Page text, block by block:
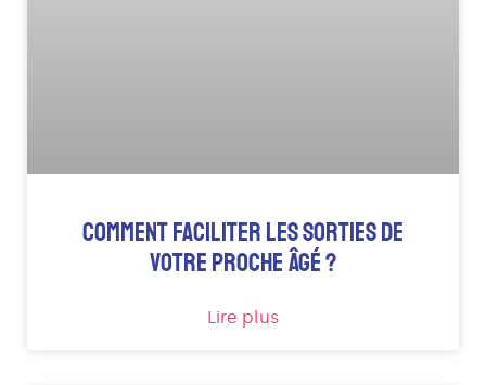
COMMENT FACILITER LES SORTIES DE
VOTRE PROCHE ÂGÉ ?
Lire plus